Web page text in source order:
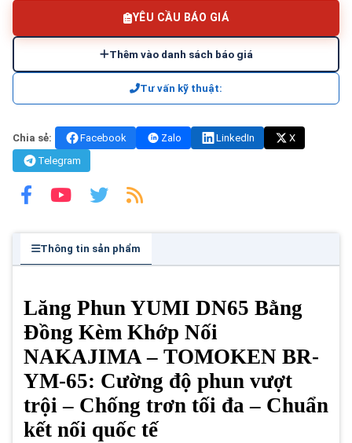
YÊU CẦU BÁO GIÁ
Thêm vào danh sách báo giá
Tư vấn kỹ thuật:
Chia sẻ: Facebook Zalo LinkedIn
X
Telegram
Thông tin sản phẩm
Lăng Phun YUMI DN65 Bằng
Đồng Kèm Khớp Nối
NAKAJIMA – TOMOKEN BR-
YM-65: Cường độ phun vượt
trội – Chống trơn tối đa – Chuẩn
kết nối quốc tế